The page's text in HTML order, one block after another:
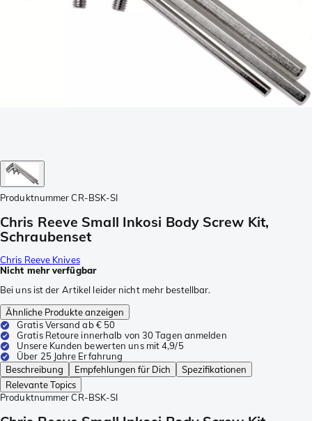
Produktnummer CR-BSK-SI
Chris Reeve Small Inkosi Body Screw Kit,
Schraubenset
Chris Reeve Knives
Nicht mehr verfügbar
Bei uns ist der Artikel leider nicht mehr bestellbar.
Ähnliche Produkte anzeigen
Gratis Versand ab € 50
Gratis Retoure innerhalb von 30 Tagen anmelden
Unsere Kunden bewerten uns mit 4,9/5
Über 25 Jahre Erfahrung
Beschreibung
Empfehlungen für Dich
Spezifikationen
Relevante Topics
Produktnummer CR-BSK-SI